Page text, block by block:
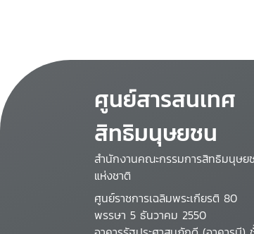
ศูนย์สารสนเทศ
สิทธิมนุษยชน
สำนักงานคณะกรรมการสิทธิมนุษย
แห่งชาติ
ศูนย์ราชการเฉลิมพระเกียรติ 80
พรรษา 5 ธันวาคม 2550